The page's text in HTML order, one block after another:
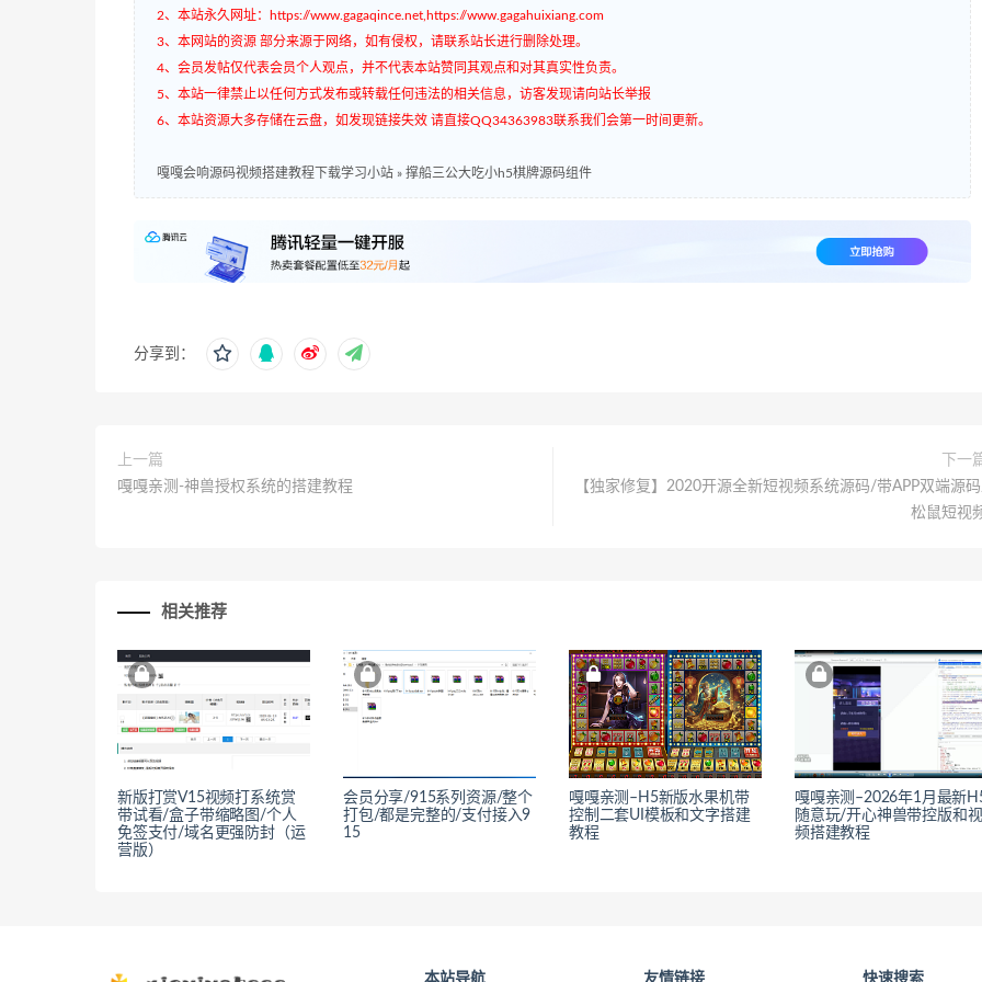
2、本站永久网址：https://www.gagaqince.net,https://www.gagahuixiang.com
3、本网站的资源 部分来源于网络，如有侵权，请联系站长进行删除处理。
4、会员发帖仅代表会员个人观点，并不代表本站赞同其观点和对其真实性负责。
5、本站一律禁止以任何方式发布或转载任何违法的相关信息，访客发现请向站长举报
6、本站资源大多存储在云盘，如发现链接失效 请直接QQ34363983联系我们会第一时间更新。
嘎嘎会响源码视频搭建教程下载学习小站 » 撑船三公大吃小h5棋牌源码组件
分享到：
上一篇
嘎嘎亲测-神兽授权系统的搭建教程
下一
【独家修复】2020开源全新短视频系统源码/带APP双端源
松鼠短视
相关推荐
新版打赏V15视频打系统赏
带试看/盒子带缩略图/个人
免签支付/域名更强防封（运
营版）
会员分享/915系列资源/整个
打包/都是完整的/支付接入9
15
嘎嘎亲测–H5新版水果机带
控制二套UI模板和文字搭建
教程
嘎嘎亲测–2026年1月最新
随意玩/开心神兽带控版和视
频搭建教程
本站导航 友情链接 快速搜索